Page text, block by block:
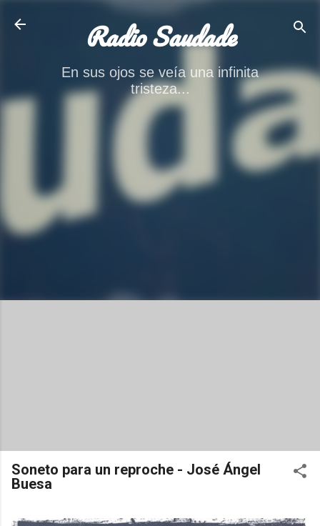
Radio Saudade
En sus ojos se veía una infinita
tristeza...
Soneto para un reproche - José Ángel
Buesa